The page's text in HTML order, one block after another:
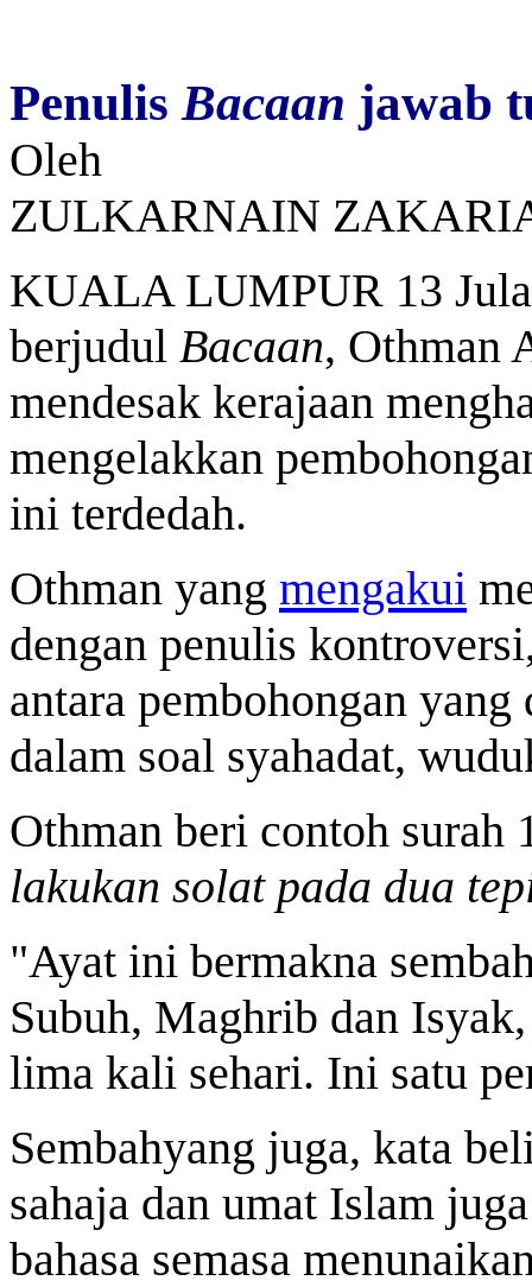
PenulisBacaan jawab
Oleh
ZULKARNAIN
KUALA LUMPUR 13
berjudul Bacaan, Othman
mendesak kerajaan
mengelakkan
ini terdedah.
Othman yang mengakui
dengan penulis
antara pembohongan
dalam soal syahadat,
Othman beri contoh
lakukan solat pada dua
"Ayat ini bermakna
Subuh, Maghrib dan
lima kali sehari. Ini satu
Sembahyang juga, kata
sahaja dan umat Islam
bahasa semasa